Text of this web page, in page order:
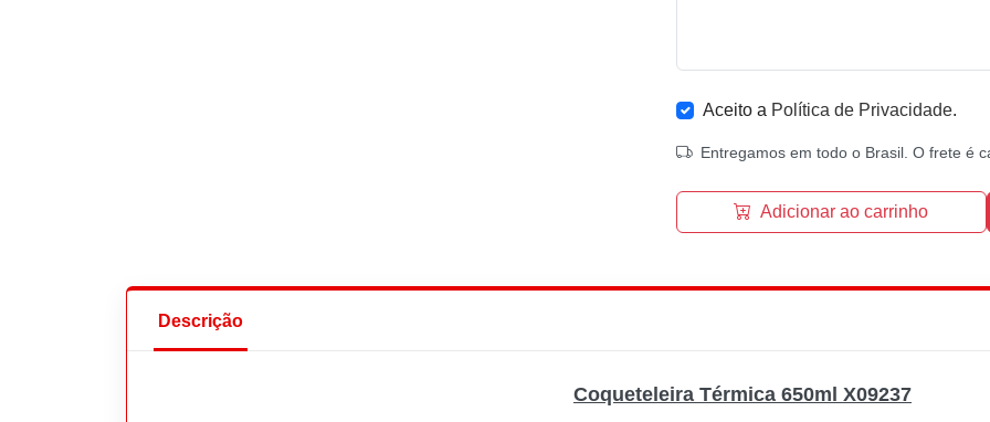
Aceito a Política de Privacidade.
Entregamos em todo o Brasil. O frete é
Adicionar ao carrinho
Descrição
Coqueteleira Térmica 650ml X09237